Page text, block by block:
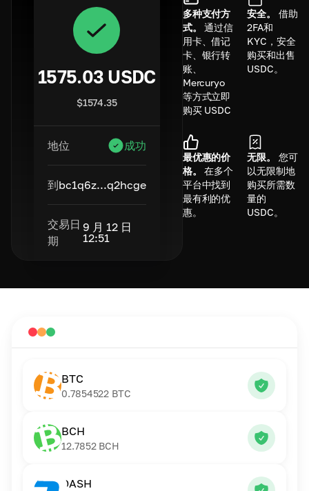
1575.03 USDC
$1574.35
地位 成功
到bc1q6z...q2hcge
交易日
期
9 月 12 日
12:51
多种支付方
式。
通过信
用卡、借记
卡、银行转
账、
Mercuryo
等方式立即
购买 USDC
安全。
借助
2FA和
KYC，安全
购买和出售
USDC。
最优惠的价
格。
在多个
平台中找到
最有利的优
惠。
无限。
您可
以无限制地
购买所需数
量的
USDC。
BTC
0.7854522 BTC
BCH
12.7852 BCH
DASH